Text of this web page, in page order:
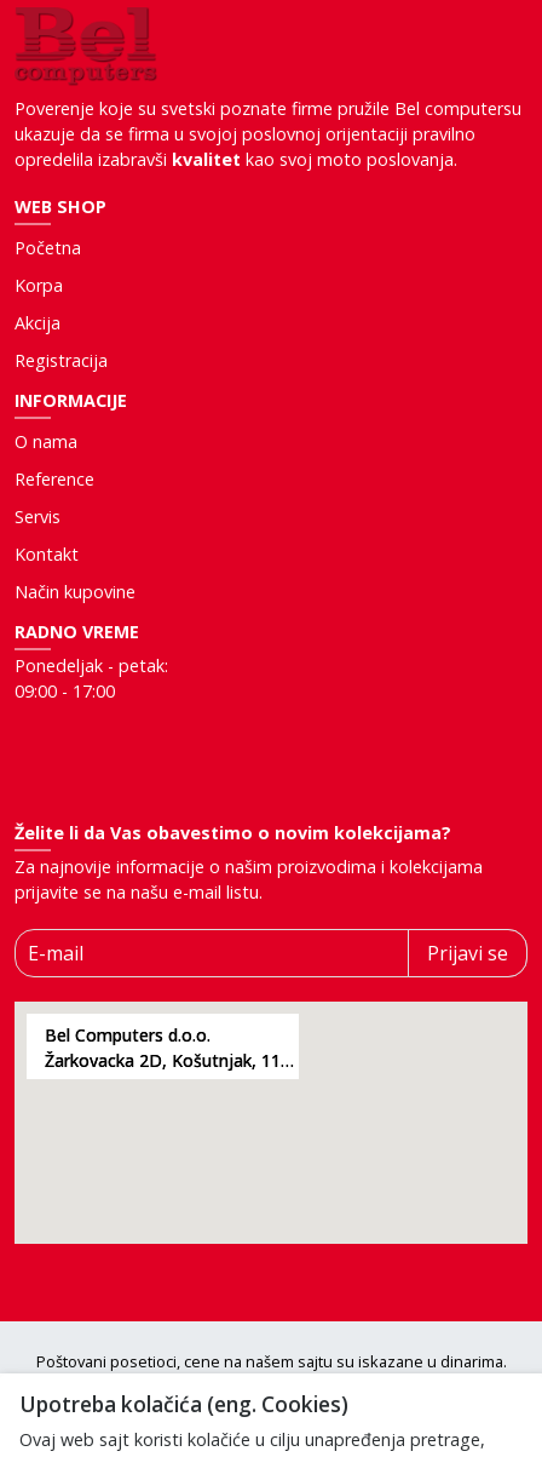
Poverenje koje su svetski poznate firme pružile Bel computersu
ukazuje da se firma u svojoj poslovnoj orijentaciji pravilno
opredelila izabravši kvalitet kao svoj moto poslovanja.
WEB SHOP
Početna
Korpa
Akcija
Registracija
INFORMACIJE
O nama
Reference
Servis
Kontakt
Način kupovine
RADNO VREME
Ponedeljak - petak:
09:00 - 17:00
Želite li da Vas obavestimo o novim kolekcijama?
Za najnovije informacije o našim proizvodima i kolekcijama
prijavite se na našu e-mail listu.
E-mail Prijavi se
Bel Computers d.o.o.
Žarkovacka 2D, Košutnjak, 11000, Beograd
Poštovani posetioci, cene na našem sajtu su iskazane u dinarima.
da se ponuda na sajtu ne ažurira u realnom vremenu, moramo
prethodno proveriti dostupnost naručene robe. Uplata i realizacija se
Upotreba kolačića (eng. Cookies)
Ovaj web sajt koristi kolačiće u cilju unapređenja pretrage,